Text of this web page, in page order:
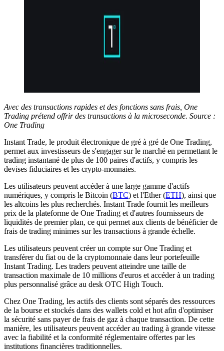
Avec des transactions rapides et des fonctions sans frais, One
Trading prétend offrir des transactions à la microseconde. Source :
One Trading
Instant Trade, le produit électronique de gré à gré de One Trading,
permet aux investisseurs de s'engager sur le marché en permettant le
trading instantané de plus de 100 paires d'actifs, y compris les
devises fiduciaires et les crypto-monnaies.
Les utilisateurs peuvent accéder à une large gamme d'actifs
numériques, y compris le Bitcoin (BTC) et l'Ether (ETH), ainsi que
les altcoins les plus recherchés. Instant Trade fournit les meilleurs
prix de la plateforme de One Trading et d'autres fournisseurs de
liquidités de premier plan, ce qui permet aux clients de bénéficier de
frais de trading minimes sur les transactions à grande échelle.
Les utilisateurs peuvent créer un compte sur One Trading et
transférer du fiat ou de la cryptomonnaie dans leur portefeuille
Instant Trading. Les traders peuvent atteindre une taille de
transaction maximale de 10 millions d'euros et accéder à un trading
plus personnalisé grâce au desk OTC High Touch.
Chez One Trading, les actifs des clients sont séparés des ressources
de la bourse et stockés dans des wallets cold et hot afin d'optimiser
la sécurité sans payer de frais de gaz à chaque transaction. De cette
manière, les utilisateurs peuvent accéder au trading à grande vitesse
avec la fiabilité et la conformité réglementaire offertes par les
institutions financières traditionnelles.